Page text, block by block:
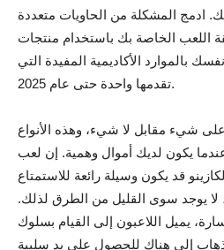
ادمج المشكلة من الحاويات متعددة
اللعب الخاصة بك باستخدام منتجات
بالموارد الأكاديمية المفيدة التي
تقدمها واحدة حتى عام 2025.
شيء مقابل لا شيء، وهذه الأنواع
عندما يكون لديك أموال وهمية. إن لعب
قد يكون وسيلة رائعة للاستمتاع
لا يوجد سوى القليل من الطرق لذلك.
يميل اللاعبون إلى القيام بسلوك